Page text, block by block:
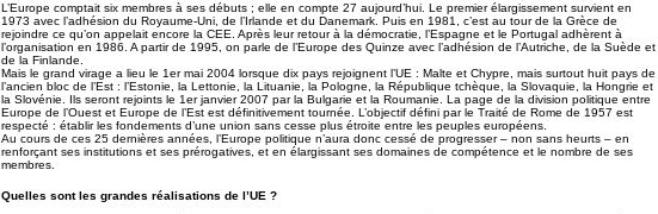
L’Europe comptait six membres à ses débuts ; elle en compte 27 aujourd’hui. Le premier élargissement survient en
1973 avec l’adhésion du Royaume-Uni, de l’Irlande et du Danemark. Puis en 1981, c’est au tour de la Grèce de
rejoindre ce qu’on appelait encore la CEE. Après leur retour à la démocratie, l’Espagne et le Portugal adhèrent à
l’organisation en 1986. A partir de 1995, on parle de l’Europe des Quinze avec l’adhésion de l’Autriche, de la Suède et
de la Finlande.
Mais le grand virage a lieu le 1er mai 2004 lorsque dix pays rejoignent l’UE : Malte et Chypre, mais surtout huit pays de
l’ancien bloc de l’Est : l’Estonie, la Lettonie, la Lituanie, la Pologne, la République tchèque, la Slovaquie, la Hongrie et
la Slovénie. Ils seront rejoints le 1er janvier 2007 par la Bulgarie et la Roumanie. La page de la division politique entre
Europe de l’Ouest et Europe de l’Est est définitivement tournée. L’objectif défini par le Traité de Rome de 1957 est
respecté : établir les fondements d’une union sans cesse plus étroite entre les peuples européens.
Au cours de ces 25 dernières années, l’Europe politique n’aura donc cessé de progresser – non sans heurts – en
renforçant ses institutions et ses prérogatives, et en élargissant ses domaines de compétence et le nombre de ses
membres.
Quelles sont les grandes réalisations de l’UE ?